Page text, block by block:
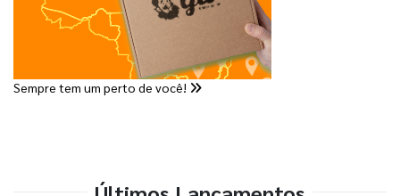
Sempre tem um perto de você!